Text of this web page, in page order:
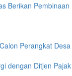
Berikan Pembinaan
Perangkat Desa
dengan Ditjen Pajak